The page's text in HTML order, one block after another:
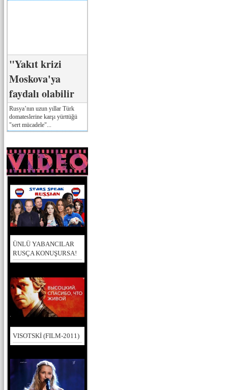
"Yakıt krizi
Moskova'ya
faydalı olabilir
Rusya’nın uzun yıllar Türk
domateslerine karşı yürttüğü
"sert mücadele"...
ÜNLÜ YABANCILAR
RUSÇA KONUŞURSA!
VISOTSKİ (FILM-2011)